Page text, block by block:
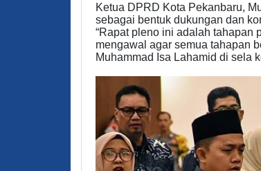
Ketua DPRD Kota Pekanbaru,
sebagai bentuk dukungan dan
“Rapat pleno ini adalah tahapan
mengawal agar semua tahapan
Muhammad Isa Lahamid di sela